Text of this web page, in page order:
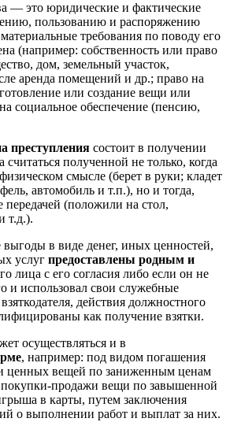
— это юридические и фактические
пользованию и распоряжению
требования по поводу его
(например: собственность или право
дом, земельный участок,
аренда помещений и др.; право на
или создание вещи или
социальное обеспечение (пенсию,
преступления состоит в получении
считаться полученной не только, когда
смысле (берет в руки; кладет
автомобиль и т.п.), но и тогда,
передачей (положили на стол,
т.д.).
в виде денег, иных ценностей,
услуг предоставлены родным и
лица с его согласия либо если он не
и использовал свои служебные
действия должностного
как получение взятки.
осуществляться и в
, например: под видом погашения
ценных вещей по заниженным ценам
покупки-продажи вещи по завышенной
в карты, путем заключения
о выполнении работ и выплат за них.